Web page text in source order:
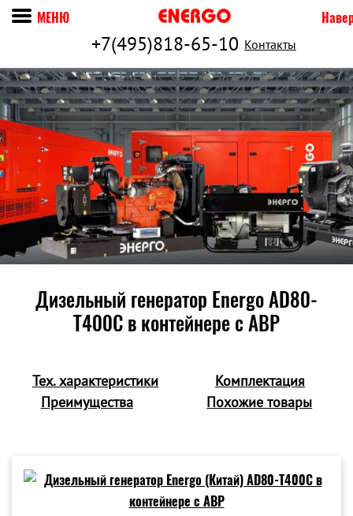
+7(495)818-65-10 Контакты
МЕНЮ
Дизельный генератор Energo AD80-
T400C в контейнере c АВР
Тех. характеристики
Комплектация
Преимущества
Похожие товары